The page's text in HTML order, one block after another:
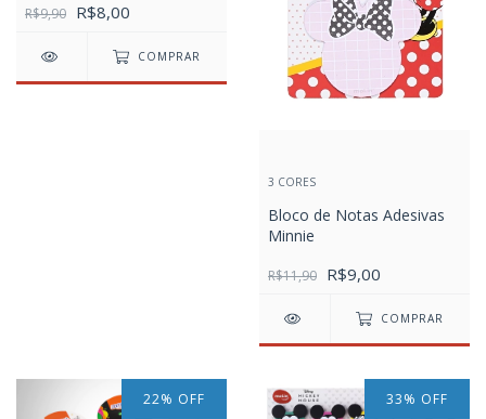
R$9,90 R$8,00
COMPRAR
3 CORES
Bloco de Notas Adesivas
Minnie
R$11,90 R$9,00
COMPRAR
22% OFF 33% OFF